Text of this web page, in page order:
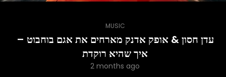
MUSIC
עדן חסון & אופק אדנק מארחים את אגם בוחבוט –
איך שהיא רוקדת
2 months ago